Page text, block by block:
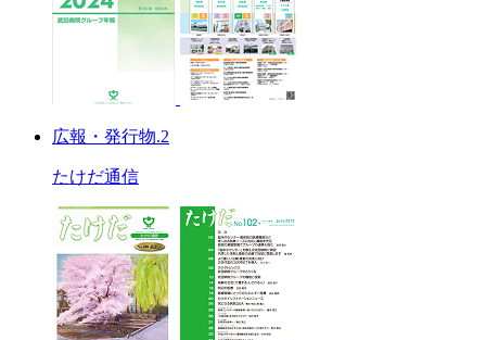
広報・発行物.2
たけだ通信